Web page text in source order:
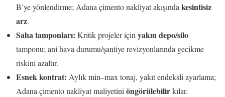
B’ye yönlendirme; Adana çimento nakliyat akışında kesintisiz
arz.
Saha tamponları: Kritik projeler için yakın depo/silo
tamponu; ani hava durumu/şantiye revizyonlarında gecikme
riskini azaltır.
Esnek kontrat: Aylık min–max tonaj, yakıt endeksli ayarlama;
Adana çimento nakliyat maliyetini öngörülebilirkılar.